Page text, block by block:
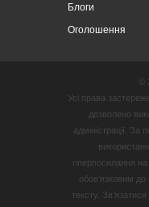
Блоги
Оголошення
©
Усі права
дозволено
адміністрації. За
гіперпосилання
обов’язковим
тексту.